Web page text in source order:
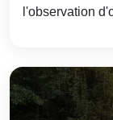
l'observation